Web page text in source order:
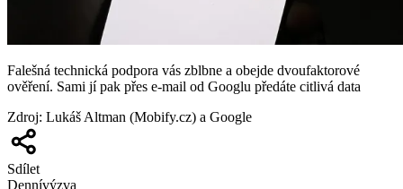
Falešná technická podpora vás zblbne a obejde dvoufaktorové
ověření. Sami jí pak přes e-mail od Googlu předáte citlivá data
Zdroj: Lukáš Altman (Mobify.cz) a Google
Sdílet
Dennívýzva